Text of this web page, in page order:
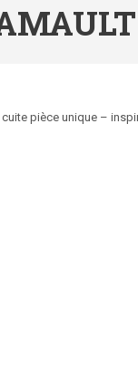
cuite pièce unique –